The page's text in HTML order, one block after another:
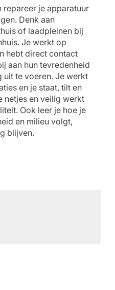
repareer je apparatuur
Denk aan
of laadpleinen bij
Je werkt op
hebt direct contact
aan hun tevredenheid
te voeren. Je werkt
en je staat, tilt en
netjes en veilig werkt
Ook leer je hoe je
en milieu volgt,
blijven.